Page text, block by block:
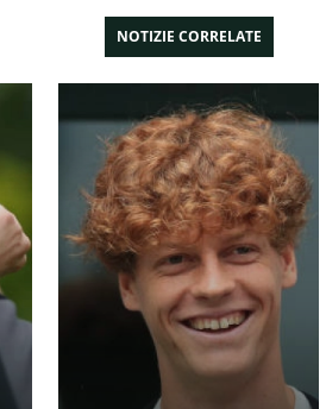
NOTIZIE CORRELATE